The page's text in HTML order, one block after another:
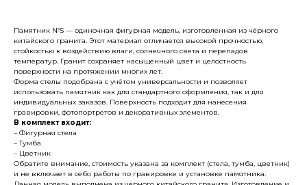
Памятник №5 — одиночная фигурная модель, изготовленная из чёрного
китайского гранита. Этот материал отличается высокой прочностью,
стойкостью к воздействию влаги, солнечного света и перепадов
температур. Гранит сохраняет насыщенный цвет и целостность
поверхности на протяжении многих лет.
Форма стелы подобрана с учётом универсальности и позволяет
использовать памятник как для стандартного оформления, так и для
индивидуальных заказов. Поверхность подходит для нанесения
гравировки, фотопортретов и декоративных элементов.
В комплект входит:
– Фигурная стела
– Тумба
– Цветник
Обратите внимание, стоимость указана за комплект (стела, тумба, цветник)
и не включает в себя работы по гравировке и установке памятника.